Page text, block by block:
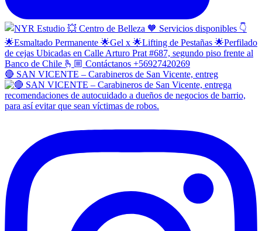
🔴 SAN VICENTE – Carabineros de San Vicente, entreg